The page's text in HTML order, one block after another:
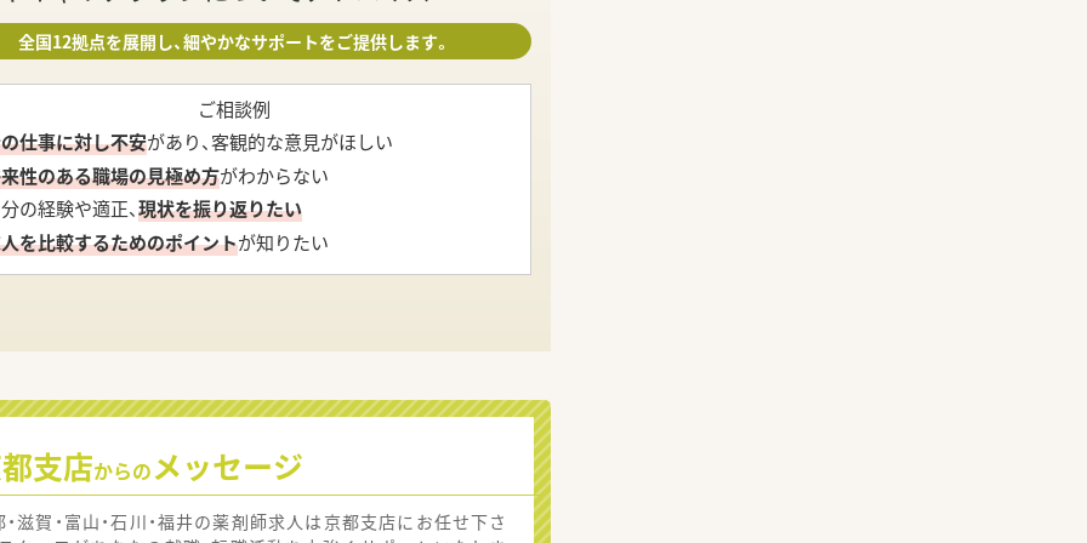
全国12拠点を展開し、細やかなサポートをご提供します。
ご相談例
仕事に対し不安があり、客観的な意見がほしい
性のある職場の見極め方がわからない
の経験や適正、現状を振り返りたい
を比較するためのポイントが知りたい
支店からのメッセージ
・滋賀・富山・石川・福井の薬剤師求人は京都支店にお任せ下さ